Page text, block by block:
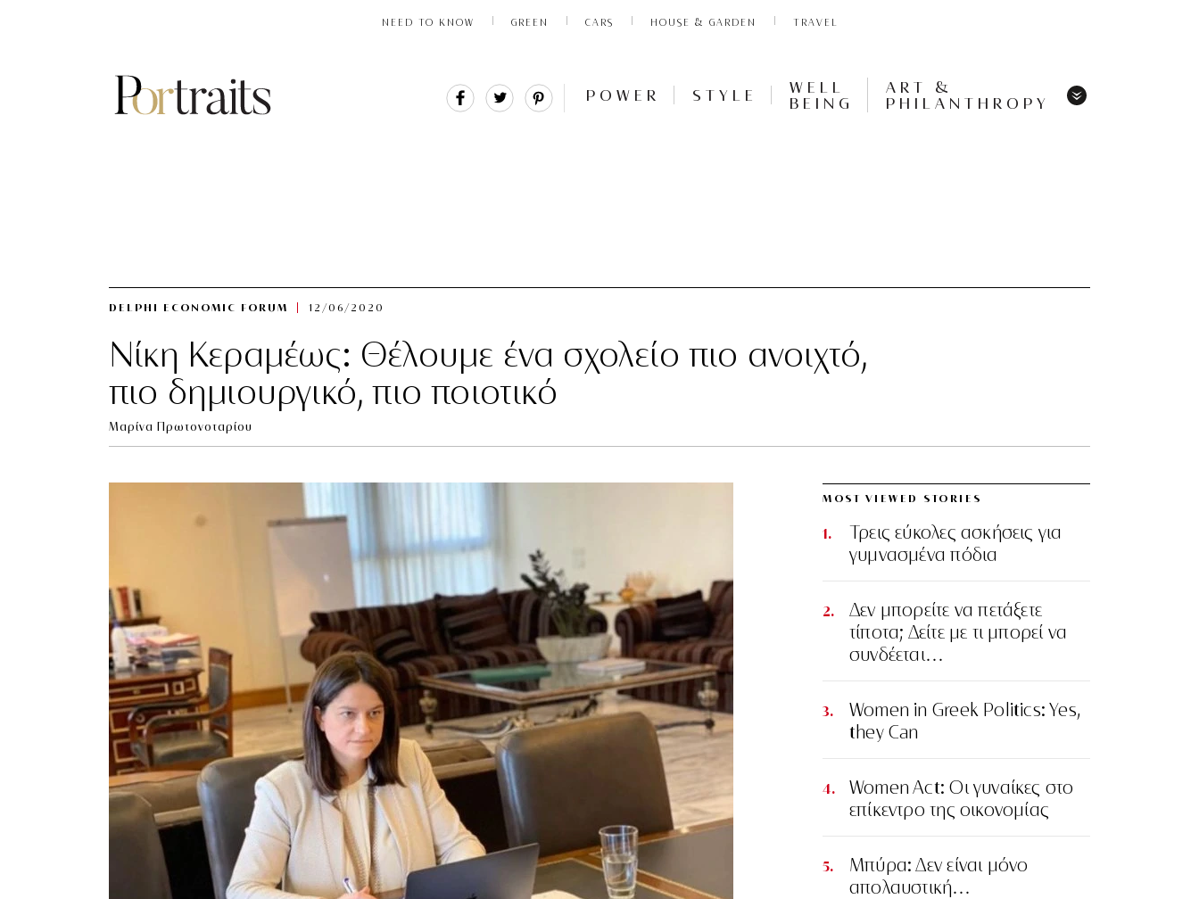
NEED TO KNOW GREEN CARS HOUSE & GARDEN TRAVEL
Share Tweet POWER STYLE
WELL
BEING
ART &
PHILANTHROPY
DELPHI ECONOMIC FORUM 12/06/2020
Νίκη Κεραμέως: Θέλουμε ένα σχολείο πιο ανοιχτό,
πιο δημιουργικό, πιο ποιοτικό
Μαρίνα Πρωτονοταρίου
MOST VIEWED STORIES
Τρεις εύκολες ασκήσεις για
γυμνασμένα πόδια
Δεν μπορείτε να πετάξετε
τίποτα; Δείτε με τι μπορεί να
συνδέεται…
Women in Greek Politics: Yes,
they Can
Women Act: Οι γυναίκες στο
επίκεντρο της οικονομίας
Μπύρα: Δεν είναι μόνο
απολαυστική…